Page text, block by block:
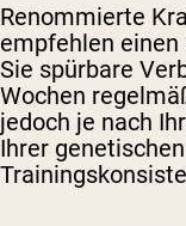
Renommierte
empfehlen
Sie spürbare
Wochen
jedoch je nach
Ihrer